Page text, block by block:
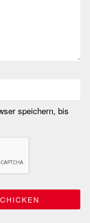
speichern, bis